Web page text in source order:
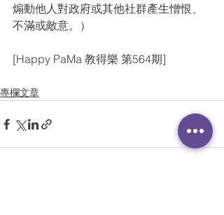
煽動他人對政府或其他社群產生憎恨、
不滿或敵意。）
[Happy PaMa 教得樂 第564期]
專欄文章